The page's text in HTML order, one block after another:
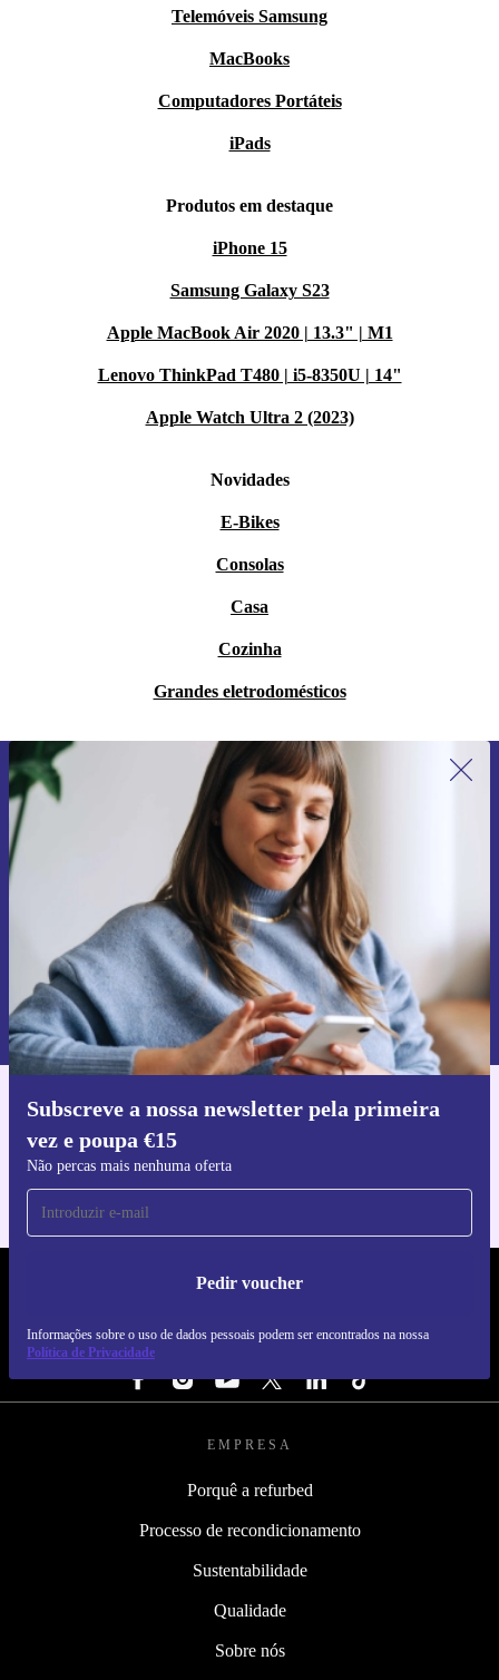
Telemóveis Samsung
MacBooks
Computadores Portáteis
iPads
Produtos em destaque
iPhone 15
Samsung Galaxy S23
Apple MacBook Air 2020 | 13.3" | M1
Lenovo ThinkPad T480 | i5-8350U | 14"
Apple Watch Ultra 2 (2023)
Novidades
E-Bikes
Consolas
Casa
Cozinha
Grandes eletrodomésticos
Subscreve a nossa newsletter pela primeira
vez e poupa €15
Não percas mais nenhuma oferta
Pedir voucher
Informações sobre o uso de dados pessoais podem ser encontrados na nossa
Política de Privacidade
Subscreve a nossa newsletter pela
primeira vez e poupa 15€!
Não percas mais nenhuma oferta.
Pedir voucher
Informações sobre o uso de dados pessoais podem ser encontrados na
nossa
Política de Privacidade.
Faz o download da app refurbed
Para iOS e Android
REFURBED PORTUGAL - RETHINK NEW.
SEGUE-NOS
EMPRESA
Porquê a refurbed
Processo de recondicionamento
Sustentabilidade
Qualidade
Sobre nós